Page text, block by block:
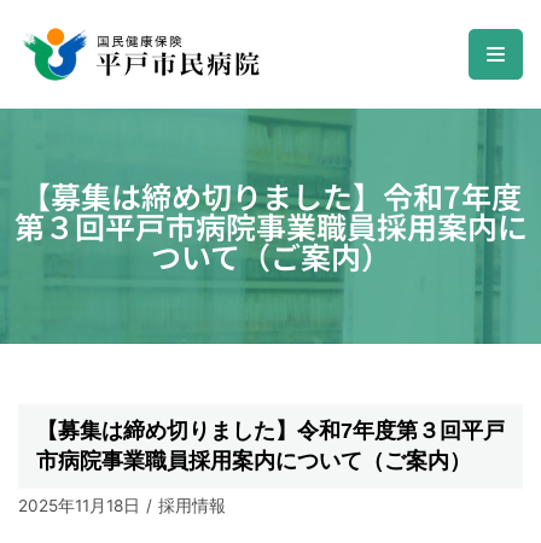
コ
へ
プ
【募集は締め切りました】令和7年度
第３回平戸市病院事業職員採用案内に
ついて（ご案内）
【募集は締め切りました】令和7年度第３回平戸
市病院事業職員採用案内について（ご案内）
2025年11月18日 採用情報